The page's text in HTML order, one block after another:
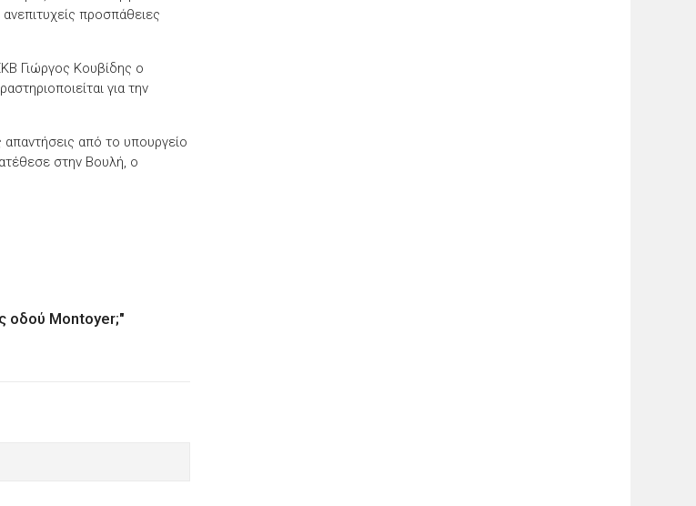
προσπάθειες
Γιώργος Κουβίδης ο
για την
από το υπουργείο
στην Βουλή, ο
οδού Montoyer;"